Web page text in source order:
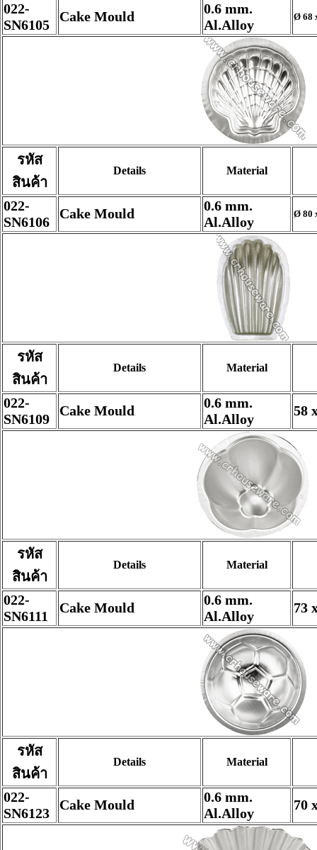
022-
SN6105
Cake Mould
0.6 mm.
Al.Alloy
Ø 68
รหัส
สินค้า
Details Material
022-
SN6106
Cake Mould
0.6 mm.
Al.Alloy
Ø 80
รหัส
สินค้า
Details Material
022-
SN6109
Cake Mould
0.6 mm.
Al.Alloy
58
รหัส
สินค้า
Details Material
022-
SN6111
Cake Mould
0.6 mm.
Al.Alloy
73
รหัส
สินค้า
Details Material
022-
SN6123
Cake Mould
0.6 mm.
Al.Alloy
70